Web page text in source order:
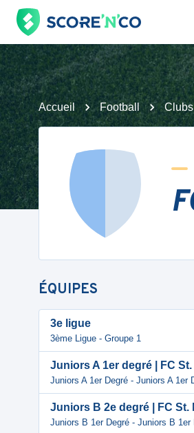
Accueil Football Clubs
ÉQUIPES
3e ligue
3ème Ligue - Groupe 1
Juniors A 1er degré | FC
Juniors A 1er Degré - Juniors A 1er
Juniors B 2e degré | FC St.
Juniors B 1er Degré - Juniors B 1er